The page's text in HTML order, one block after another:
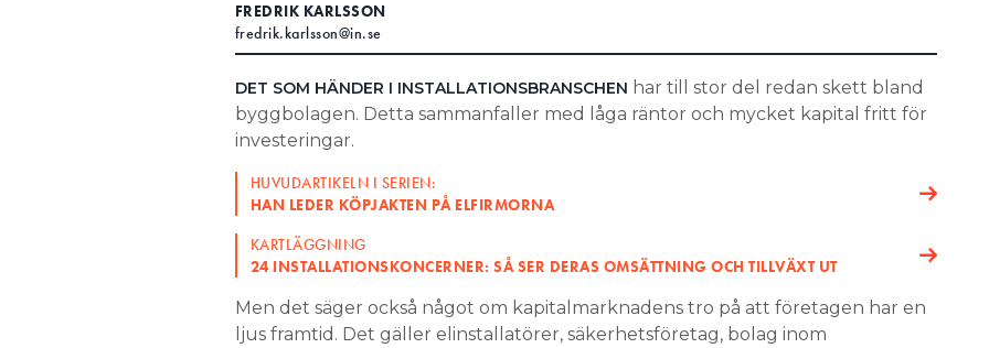
FREDRIK KARLSSON
fredrik.karlsson@in.se
DET SOM HÄNDER I INSTALLATIONSBRANSCHEN har till stor del redan skett bland
byggbolagen. Detta sammanfaller med låga räntor och mycket kapital fritt för
investeringar.
HUVUDARTIKELN I SERIEN:
HAN LEDER KÖPJAKTEN PÅ ELFIRMORNA
KARTLÄGGNING
24 INSTALLATIONSKONCERNER: SÅ SER DERAS OMSÄTTNING OCH TILLVÄXT UT
Men det säger också något om kapitalmarknadens tro på att företagen har en
ljus framtid. Det gäller elinstallatörer, säkerhetsföretag, bolag inom